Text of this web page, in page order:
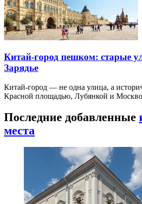
Китай-город пешком: старые
Зарядье
Китай-город — не одна улица, а
Красной площадью, Лубянкой и
Последние добавленные
места